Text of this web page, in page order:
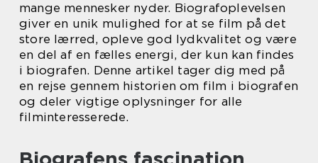
mange mennesker nyder. Biografoplevelsen
giver en unik mulighed for at se film på det
store lærred, opleve god lydkvalitet og være
en del af en fælles energi, der kun kan findes
i biografen. Denne artikel tager dig med på
en rejse gennem historien om film i biografen
og deler vigtige oplysninger for alle
filminteresserede.